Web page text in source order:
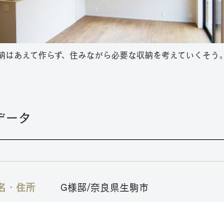
はあえて作らず、住みながら必要な収納を考えていくそう。
ータ
・住所 G様邸/奈良県生駒市